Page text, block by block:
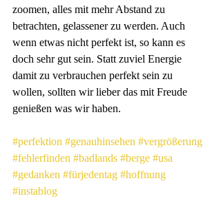
zoomen, alles mit mehr Abstand zu
betrachten, gelassener zu werden. Auch
wenn etwas nicht perfekt ist, so kann es
doch sehr gut sein. Statt zuviel Energie
damit zu verbrauchen perfekt sein zu
wollen, sollten wir lieber das mit Freude
genießen was wir haben.
#perfektion #genauhinsehen #vergrößerung
#fehlerfinden #badlands #berge #usa
#gedanken #fürjedentag #hoffnung
#instablog